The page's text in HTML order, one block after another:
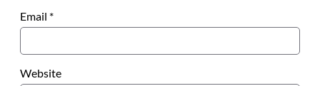
Email *
Website